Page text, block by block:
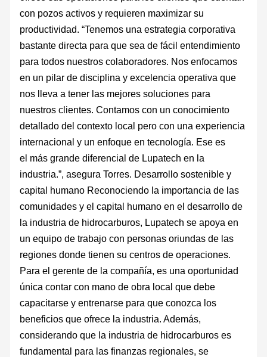
con pozos activos y requieren maximizar su
productividad. “Tenemos una estrategia corporativa
bastante directa para que sea de fácil entendimiento
para todos nuestros colaboradores. Nos enfocamos
en un pilar de disciplina y excelencia operativa que
nos lleva a tener las mejores soluciones para
nuestros clientes. Contamos con un conocimiento
detallado del contexto local pero con una experiencia
internacional y un enfoque en tecnología. Ese es
el más grande diferencial de Lupatech en la
industria.”, asegura Torres. Desarrollo sostenible y
capital humano Reconociendo la importancia de las
comunidades y el capital humano en el desarrollo de
la industria de hidrocarburos, Lupatech se apoya en
un equipo de trabajo con personas oriundas de las
regiones donde tienen su centros de operaciones.
Para el gerente de la compañía, es una oportunidad
única contar con mano de obra local que debe
capacitarse y entrenarse para que conozca los
beneficios que ofrece la industria. Además,
considerando que la industria de hidrocarburos es
fundamental para las finanzas regionales, se